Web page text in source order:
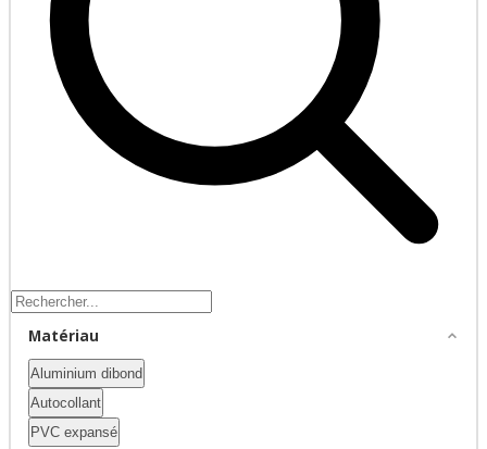
Matériau
Aluminium dibond
Autocollant
PVC expansé